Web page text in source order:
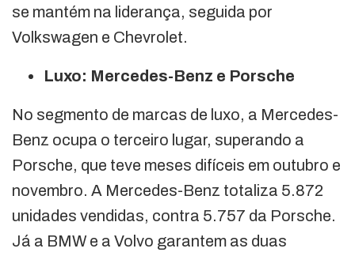
se mantém na liderança, seguida por
Volkswagen e Chevrolet.
Luxo: Mercedes-Benz e Porsche
No segmento de marcas de luxo, a Mercedes-
Benz ocupa o terceiro lugar, superando a
Porsche, que teve meses difíceis em outubro e
novembro. A Mercedes-Benz totaliza 5.872
unidades vendidas, contra 5.757 da Porsche.
Já a BMW e a Volvo garantem as duas